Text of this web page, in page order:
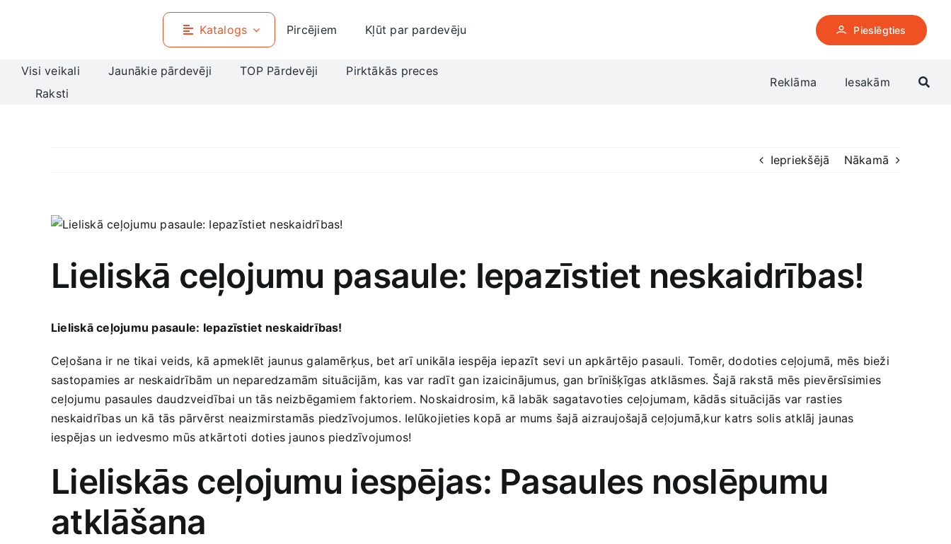
Katalogs Pircējiem Kļūt par pardevēju Pieslēgties
Visi veikali Jaunākie pārdevēji TOP Pārdevēji
Pirktākās preces
Raksti
Reklāma Iesakām
Iepriekšējā Nākamā
View
Image
Lieliskā ceļojumu pasaule: Iepazīstiet neskaidrības!
Lieliskā ceļojumu pasaule: ⁢Iepazīstiet neskaidrības!
Ceļošana ir ne‌ tikai‍ veids,‍ kā apmeklēt jaunus galamērķus, bet arī unikāla iespēja iepazīt sevi⁢ un apkārtējo pasauli. Tomēr, dodoties ‌ceļojumā, mēs bieži
sastopamies ar‌ neskaidrībām un ​neparedzamām situācijām, ⁢kas var radīt gan izaicinājumus,⁤ gan ⁤brīnišķīgas atklāsmes.⁣ Šajā rakstā mēs pievērsīsimies
⁤ceļojumu ⁢pasaules ‌daudzveidībai ⁢un tās ⁤neizbēgamiem ​faktoriem. Noskaidrosim, kā ​labāk sagatavoties ceļojumam, ⁤kādās situācijās var rasties​
neskaidrības‌ un‌ kā tās⁢ pārvērst neaizmirstamās​ piedzīvojumos. Ielūkojieties kopā ⁣ar ​mums šajā aizraujošajā ceļojumā,kur katrs solis atklāj⁤ jaunas
iespējas ​un ⁤iedvesmo mūs atkārtoti doties jaunos piedzīvojumos!
Lieliskās ceļojumu iespējas: Pasaules noslēpumu
atklāšana